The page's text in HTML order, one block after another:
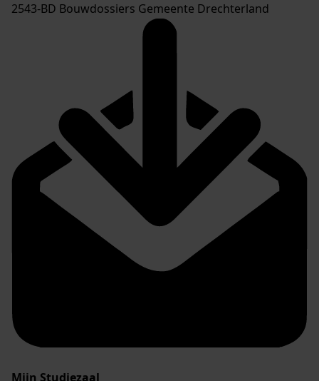
2543-BD Bouwdossiers Gemeente Drechterland
Mijn Studiezaal